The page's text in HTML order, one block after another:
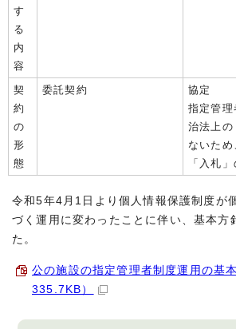
す
る
内
容
契
約
の
形
態
委託契約
協定
指定管理
治法上の
ないた
「入札
令和5年4月1日より個人情報保護制度が
づく運用に変わったことに伴い、基本方
た。
公の施設の指定管理者制度運用の基
335.7KB）